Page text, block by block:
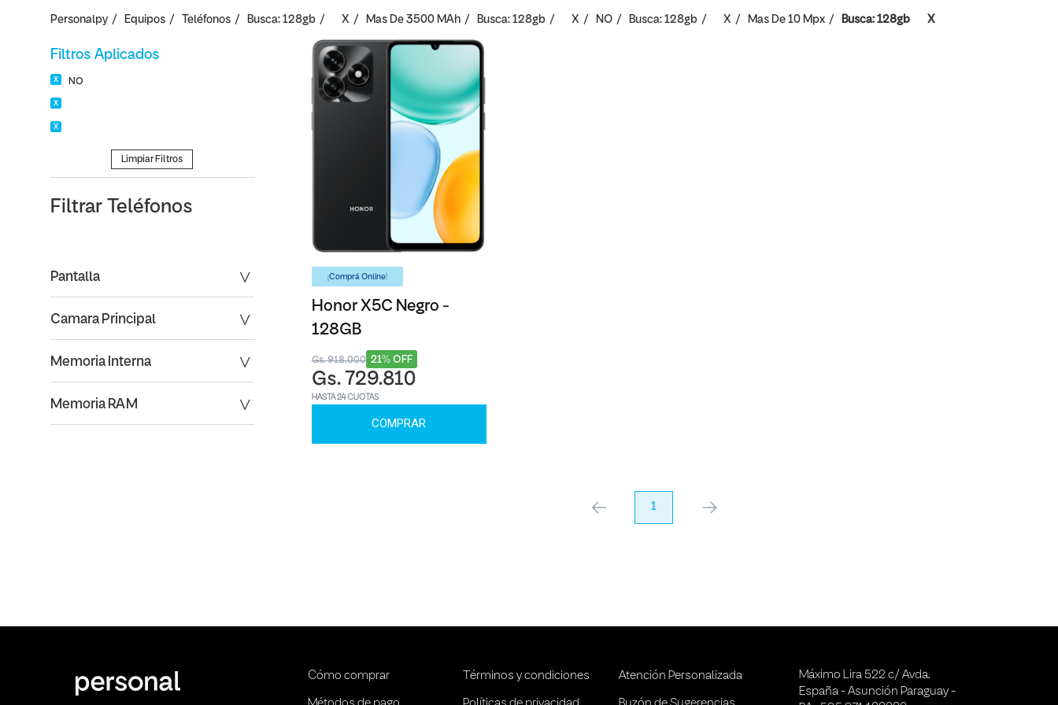
Personalpy Equipos Teléfonos Busca: 128gb X Mas De 3500 MAh Busca: 128gb X NO Busca: 128gb X Mas De 10 Mpx Busca: 128gb X
Filtros Aplicados
NO
Limpiar Filtros
Filtrar Teléfonos
Pantalla
Camara Principal
Memoria RAM
Memoria Interna
¡Comprá Online!
Honor X5C Negro -
128GB
21% OFF
Gs. 918.000
Gs. 729.810
HASTA 24 CUOTAS
COMPRAR
anterior 1 próximo
Cómo comprar Términos y condiciones Atención Personalizada
Máximo Lira 522 c/ Avda.
España - Asunción Paraguay -